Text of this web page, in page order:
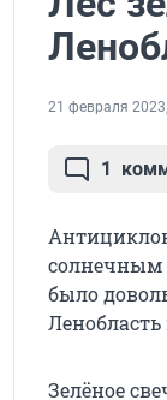
21 февраля
1
солнечным
было
Зелёное